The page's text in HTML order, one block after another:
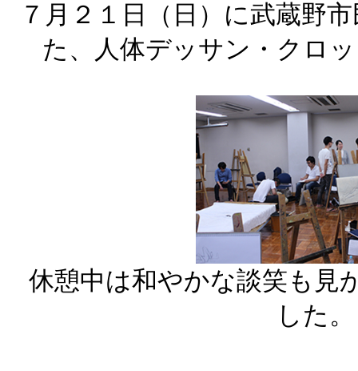
７月２１日（日）に武蔵野
た、人体デッサン・クロ
休憩中は和やかな談笑も見
した。